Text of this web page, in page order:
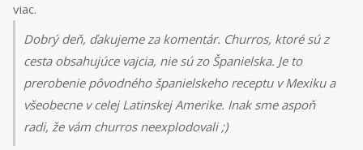
viac.
Dobrý deň, ďakujeme za komentár. Churros, ktoré sú z
cesta obsahujúce vajcia, nie sú zo Španielska. Je to
prerobenie pôvodného španielskeho receptu v Mexiku a
všeobecne v celej Latinskej Amerike. Inak sme aspoň
radi, že vám churros neexplodovali ;)